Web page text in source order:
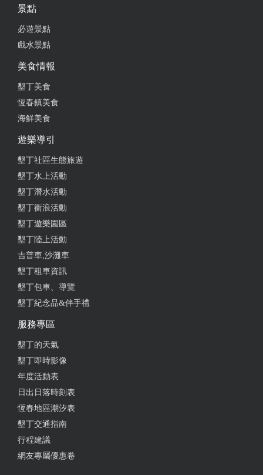
景點
必遊景點
戲水景點
美食情報
墾丁美食
恆春鎮美食
海鮮美食
遊樂導引
墾丁社區生態旅遊
墾丁水上活動
墾丁潛水活動
墾丁衝浪活動
墾丁遊樂園區
墾丁陸上活動
吉普車,沙灘車
墾丁租車資訊
墾丁包車、導覽
墾丁紀念品&伴手禮
服務專區
墾丁的天氣
墾丁即時影像
年度活動表
日出日落時刻表
恆春地區潮汐表
墾丁交通指南
行程建議
網友專屬優惠卷